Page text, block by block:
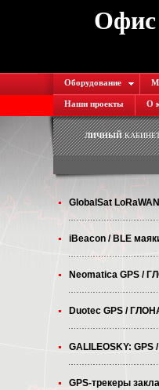
Офис
Оборудование
Наши проекты О
ЛИЧНЫЙКАБИНЕТ
GlobalSat
iBeacon / BLE
Neomatica GPS /
Duotec GPS /
GALILEOSKY: GPS
GPS-трекеры